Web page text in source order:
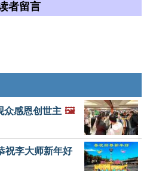
者留言
众感恩创世主 🖼️
祝李大师新年好